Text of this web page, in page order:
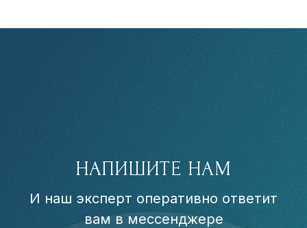
НАПИШИТЕ НАМ
И наш эксперт оперативно ответит
вам в мессенджере